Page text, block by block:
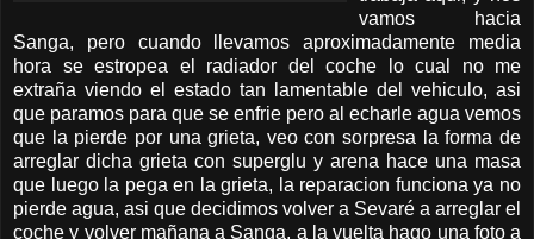
vamos hacia
Sanga, pero cuando llevamos aproximadamente media
hora se estropea el radiador del coche lo cual no me
extraña viendo el estado tan lamentable del vehiculo, asi
que paramos para que se enfrie pero al echarle agua vemos
que la pierde por una grieta, veo con sorpresa la forma de
arreglar dicha grieta con superglu y arena hace una masa
que luego la pega en la grieta, la reparacion funciona ya no
pierde agua, asi que decidimos volver a Sevaré a arreglar el
coche y volver mañana a Sanga, a la vuelta hago una foto a